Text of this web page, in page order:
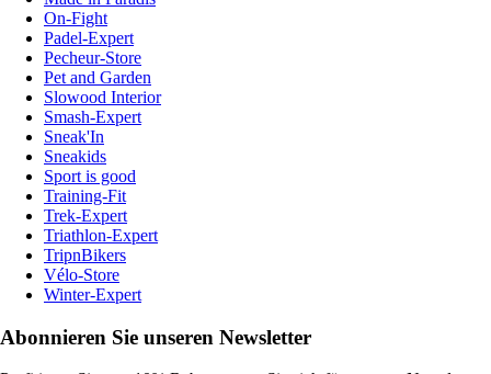
On-Fight
Padel-Expert
Pecheur-Store
Pet and Garden
Slowood Interior
Smash-Expert
Sneak'In
Sneakids
Sport is good
Training-Fit
Trek-Expert
Triathlon-Expert
TripnBikers
Vélo-Store
Winter-Expert
Abonnieren Sie unseren Newsletter